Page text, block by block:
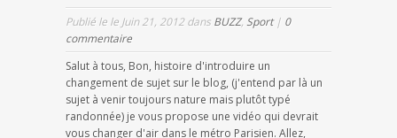
Publié le le Juin 21, 2012 dans BUZZ, Sport| 0
commentaire
Salut à tous, Bon, histoire d'introduire un
changement de sujet sur le blog, (j'entend par là un
sujet à venir toujours nature mais plutôt typé
randonnée) je vous propose une vidéo qui devrait
vous changer d'air dans le métro Parisien. Allez,